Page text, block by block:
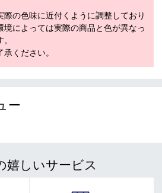
品です。
カタログを基に表記しております。
・汚れは、不良品に該当はしませ
ります。タイミングにより完売す
す。
の色味に近付くように調整しており
境によっては実際の商品と色が異なっ
ください。
ー
嬉しいサービス